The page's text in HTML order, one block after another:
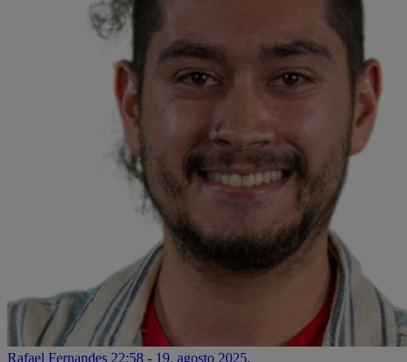
Rafael Fernandes 22:58 - 19. agosto 2025.